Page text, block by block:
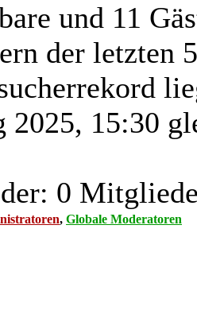
und 11
der letzten
2025, 15:30
0
, Globale Moderatoren